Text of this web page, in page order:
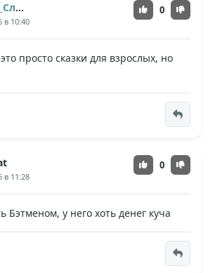
Котейка_Сладкий
в 10:40
0
просто сказки для взрослых, но
в 11:28
0
Бэтменом, у него хоть денег куча